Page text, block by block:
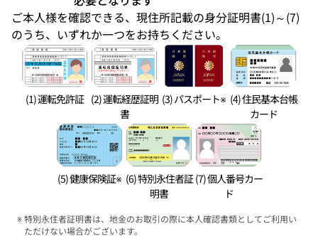
ご本人様を確認できる、現住所記載の身分証明書(1)～(7)
のうち、いずれか一つをお持ちください。
(1) 運転免許証 (2) 運転経歴証明
書
(3) パスポート※ (4) 住民基本台帳
カード
(5) 健康保険証※ (6) 特別永住者証
明書
(7) 個人番号カー
ド
特別永住者証明書は、地金のお取引の際に本人確認書類としてご利用い
ただけない場合がございます。